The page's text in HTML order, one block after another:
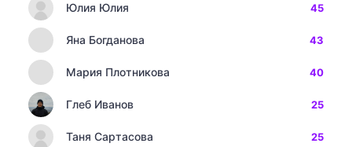
Юлия Юлия 45
Яна Богданова 43
Мария Плотникова 40
Глеб Иванов 25
Таня Сартасова 25